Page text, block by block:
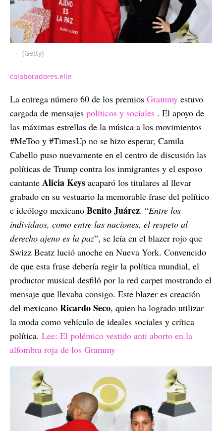
- (Getty)
colaboradores.elle
La entrega número 60 de los premios Grammy estuvo
cargada de mensajes políticos y sociales . El apoyo de
las máximas estrellas de la música a los movimientos
#MeToo y #TimesUp no se hizo esperar, Camila
Cabello puso nuevamente en el centro de discusión las
políticas de Trump contra los inmigrantes y el esposo
cantante Alicia Keys acaparó los titulares al llevar
grabado en su vestuario la memorable frase del político
e ideólogo mexicano Benito Juárez. “Entre los
individuos, como entre las naciones, el respeto al
derecho ajeno es la paz”, se leía en el blazer rojo que
Swizz Beatz lució anoche en Nueva York. Convencido
de que esta frase debería regir la política mundial, el
productor musical desfiló por la red carpet mostrando el
mensaje que llevaba consigo. Este blazer es creación
del mexicano Ricardo Seco, quien ha logrado utilizar
la moda como vehículo de ideales sociales y crítica
política. Lee: El polémico vestido anti aborto en la
alfombra roja de los Grammy